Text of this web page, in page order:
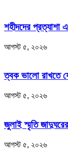
শহীদদের প্রত্যাশা
আগস্ট ৫, ২০২৬
ত্বক ভালো রাখতে
আগস্ট ৫, ২০২৬
জুলাই স্মৃতি
আগস্ট ৫, ২০২৬